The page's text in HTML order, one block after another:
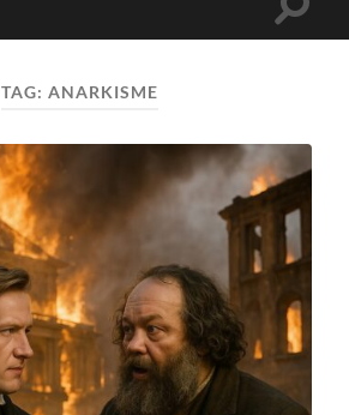
Toggle
TAG:ANARKISME